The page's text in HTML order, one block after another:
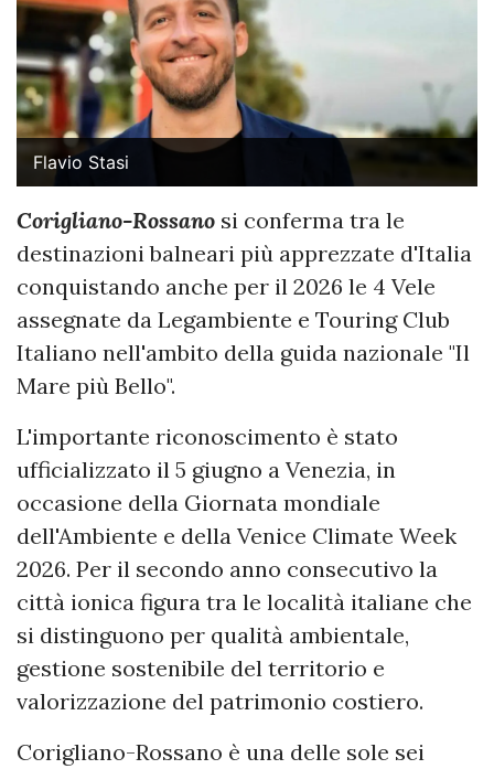
Flavio Stasi
Corigliano-Rossano si conferma tra le
destinazioni balneari più apprezzate d'Italia
conquistando anche per il 2026 le 4 Vele
assegnate da Legambiente e Touring Club
Italiano nell'ambito della guida nazionale "Il
Mare più Bello".
L'importante riconoscimento è stato
ufficializzato il 5 giugno a Venezia, in
occasione della Giornata mondiale
dell'Ambiente e della Venice Climate Week
2026. Per il secondo anno consecutivo la
città ionica figura tra le località italiane che
si distinguono per qualità ambientale,
gestione sostenibile del territorio e
valorizzazione del patrimonio costiero.
Corigliano-Rossano è una delle sole sei